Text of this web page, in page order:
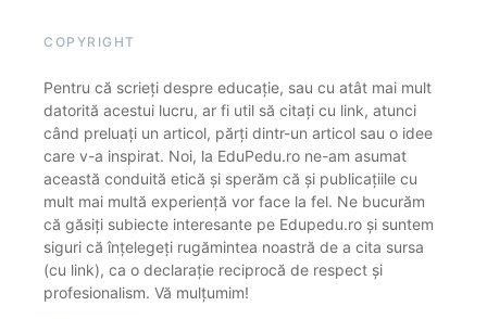
COPYRIGHT
Pentru că scrieți despre educație, sau cu atât mai mult
datorită acestui lucru, ar fi util să citați cu link, atunci
când preluați un articol, părți dintr-un articol sau o idee
care v-a inspirat. Noi, la EduPedu.ro ne-am asumat
această conduită etică și sperăm că și publicațiile cu
mult mai multă experiență vor face la fel. Ne bucurăm
că găsiți subiecte interesante pe Edupedu.ro și suntem
siguri că înțelegeți rugămintea noastră de a cita sursa
(cu link), ca o declarație reciprocă de respect și
profesionalism. Vă mulțumim!